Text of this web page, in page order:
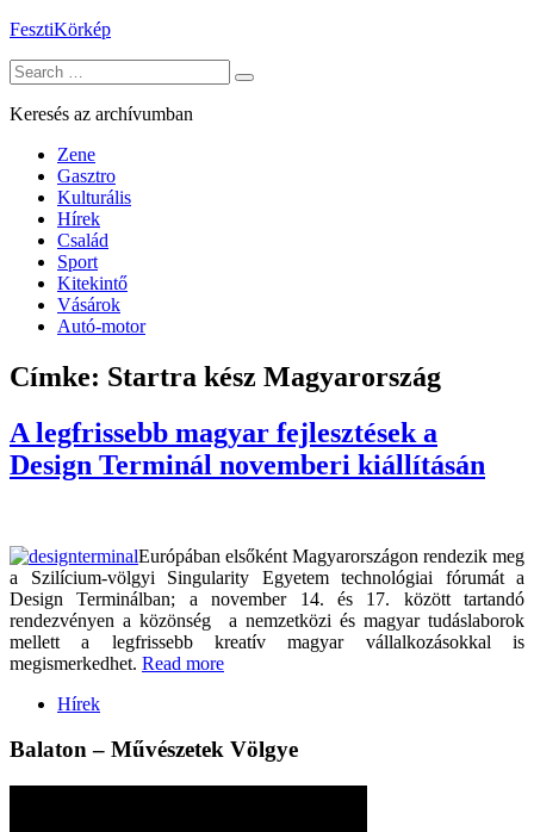
Skip
content
FesztiKörkép
Search
for:
Keresés az archívumban
Zene
Gasztro
Kulturális
Hírek
Család
Sport
Kitekintő
Vásárok
Autó-motor
Címke: Startra kész Magyarország
A legfrissebb magyar fejlesztések a
Design Terminál novemberi kiállításán
Európában elsőként Magyarországon rendezik meg
a Szilícium-völgyi Singularity Egyetem technológiai fórumát a
Design Terminálban; a november 14. és 17. között tartandó
rendezvényen a közönség a nemzetközi és magyar tudáslaborok
mellett a legfrissebb kreatív magyar vállalkozásokkal is
megismerkedhet. Read more
Hírek
Balaton – Művészetek Völgye